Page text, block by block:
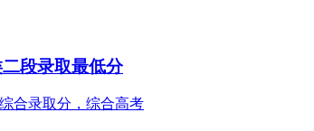
段录取最低分